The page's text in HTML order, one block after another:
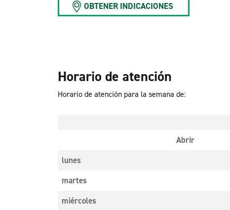
OBTENER INDICACIONES
Horario de atención
Horario de atención para la semana de:
Abrir
lunes
martes
miércoles